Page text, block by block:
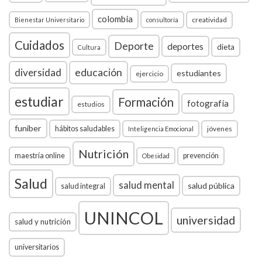
Bienestar Universitario colombia consultoría creatividad
Cuidados Cultura Deporte deportes dieta
diversidad educación ejercicio estudiantes
estudiar estudios Formación fotografía
funiber hábitos saludables Inteligencia Emocional jóvenes
maestría online Nutrición Obesidad prevención
Salud salud integral salud mental salud pública
salud y nutrición UNINCOL universidad
universitarios